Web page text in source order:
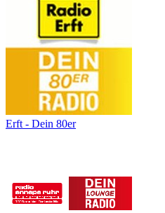
Erft - Dein 80er